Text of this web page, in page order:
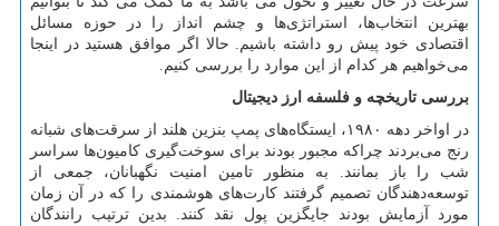
بهترین انتخاب‌ها، استراتژی‌ها و چشم انداز را در حوزه مسائل
اقتصادی خود پیش رو داشته باشیم. حالا اگر موافق هستید در اینجا
می‌خواهیم هر کدام از این موارد را بررسی کنیم.
بررسی تاریخچه و فلسفه ارز دیجیتال
در اواخر دهه‌ ۱۹۸۰، ایستگاه‌های پمپ بنزین هلند از سرقت‌های شبانه
رنج می‌بردند چراکه مجبور بودند برای سوخت‌گیری کامیون‌ها سراسر
شب را باز بمانند. به منظور تامین امنیت نگهبانان، جمعی از
توسعه‌دهندگان تصمیم گرفتند کارت‌های هوشمندی را که در آن زمان
مورد آزمایش بودند جایگزین پول نقد کنند. بدین ترتیب رانندگان